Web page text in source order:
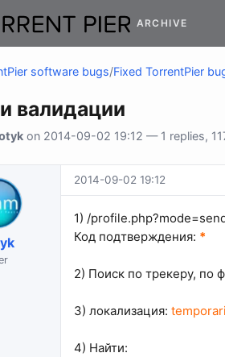
ARCHIVE
software bugs/Fixed TorrentPier
валидации
on 2014-09-02 19:12 — 1 replies,
2014-09-02 19:12
1) /
Код подтверждения: *
2) Поиск по трекеру, по
3) локализация:
4) Найти: